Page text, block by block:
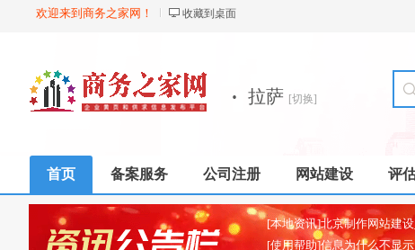
欢迎来到商务之家网！ 收藏到桌面
· 拉萨 [切换]
首页 备案服务 公司注册 网站建设 评
[使用帮助]信息为什么不显示